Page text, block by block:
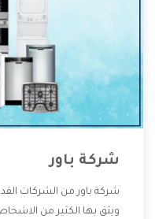
شركة باور
شركة باور من الشركات
ويثق بها الكثير من